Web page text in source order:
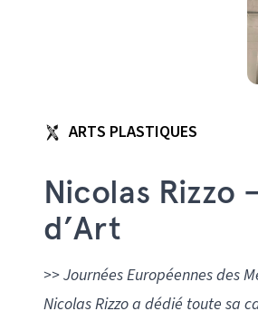
ARTS PLASTIQUES
Nicolas Rizzo
d’Art
>> Journées Européennes des
Nicolas Rizzo a dédié toute sa